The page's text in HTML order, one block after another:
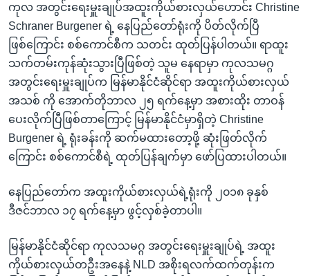
သို့
ကျော်
ရန်
ကုလ အတွင်းရေးမှူးချုပ်အထူးကိုယ်စားလှယ်ဟောင်း Christine
Schraner Burgener ရဲ့ နေပြည်တော်ရုံးကို ပိတ်လိုက်ပြီ
ဖြစ်ကြောင်း စစ်ကောင်စီက သတင်း ထုတ်ပြန်ပါတယ်။ ရာထူး
သက်တမ်းကုန်ဆုံးသွားပြီဖြစ်တဲ့ သူမ နေရာမှာ ကုလသမဂ္ဂ
အတွင်းရေးမှူးချုပ်က မြန်မာနိုင်ငံဆိုင်ရာ အထူးကိုယ်စားလှယ်
အသစ် ကို အောက်တိုဘာလ ၂၅ ရက်နေ့မှာ အစားထိုး တာဝန်
ပေးလိုက်ပြီဖြစ်တာကြောင့် မြန်မာနိုင်ငံမှာရှိတဲ့ Christine
Burgener ရဲ့ ရုံးခန်းကို ဆက်မထားတော့ဖို့ ဆုံးဖြတ်လိုက်
ကြောင်း စစ်ကောင်စီရဲ့ ထုတ်ပြန်ချက်မှာ ဖော်ပြထားပါတယ်။
နေပြည်တော်က အထူးကိုယ်စားလှယ်ရဲ့ရုံးကို ၂၀၁၈ ခုနှစ်
ဒီဇင်ဘာလ ၁၇ ရက်နေ့မှာ ဖွင့်လှစ်ခဲ့တာပါ။
မြန်မာနိုင်ငံဆိုင်ရာ ကုလသမဂ္ဂ အတွင်းရေးမှူးချုပ်ရဲ့ အထူး
ကိုယ်စားလှယ်တဦးအနေနဲ့ NLD အစိုးရလက်ထက်တုန်းက